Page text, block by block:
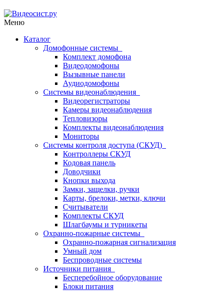
Меню
Каталог
Домофонные системы
Комплект домофона
Видеодомофоны
Вызывные панели
Аудиодомофоны
Системы видеонаблюдения
Видеорегистраторы
Камеры видеонаблюдения
Тепловизоры
Комплекты видеонаблюдения
Мониторы
Системы контроля доступа (СКУД)
Контроллеры СКУД
Кодовая панель
Доводчики
Кнопки выхода
Замки, защелки, ручки
Карты, брелоки, метки, ключи
Считыватели
Комплекты СКУД
Шлагбаумы и турникеты
Охранно-пожарные системы
Охранно-пожарная сигнализация
Умный дом
Беспроводные системы
Источники питания
Бесперебойное оборудование
Блоки питания